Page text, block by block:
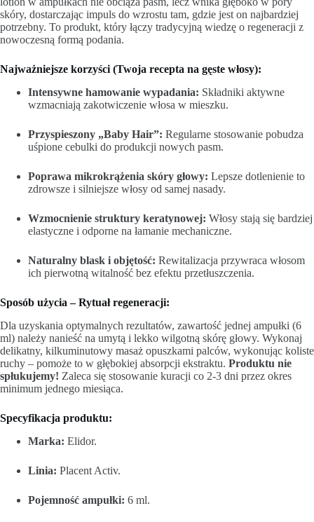
skóry, dostarczając impuls do wzrostu tam, gdzie jest on najbardziej
potrzebny. To produkt, który łączy tradycyjną wiedzę o regeneracji z
nowoczesną formą podania.
Najważniejsze korzyści (Twoja recepta na gęste włosy):
Intensywne hamowanie wypadania: Składniki aktywne
wzmacniają zakotwiczenie włosa w mieszku.
Przyspieszony „Baby Hair”: Regularne stosowanie pobudza
uśpione cebulki do produkcji nowych pasm.
Poprawa mikrokrążenia skóry głowy: Lepsze dotlenienie to
zdrowsze i silniejsze włosy od samej nasady.
Wzmocnienie struktury keratynowej: Włosy stają się bardziej
elastyczne i odporne na łamanie mechaniczne.
Naturalny blask i objętość: Rewitalizacja przywraca włosom
ich pierwotną witalność bez efektu przetłuszczenia.
Sposób użycia – Rytuał regeneracji:
Dla uzyskania optymalnych rezultatów, zawartość jednej ampułki (6
ml) należy nanieść na umytą i lekko wilgotną skórę głowy. Wykonaj
delikatny, kilkuminutowy masaż opuszkami palców, wykonując koliste
ruchy – pomoże to w głębokiej absorpcji ekstraktu. Produktu nie
spłukujemy! Zaleca się stosowanie kuracji co 2-3 dni przez okres
minimum jednego miesiąca.
Specyfikacja produktu:
Marka: Elidor.
Linia: Placent Activ.
Pojemność ampułki: 6 ml.